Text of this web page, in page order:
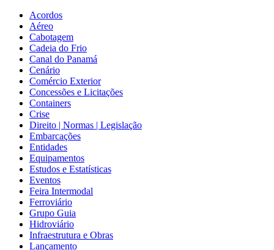
Acordos
Aéreo
Cabotagem
Cadeia do Frio
Canal do Panamá
Cenário
Comércio Exterior
Concessões e Licitações
Containers
Crise
Direito | Normas | Legislação
Embarcações
Entidades
Equipamentos
Estudos e Estatísticas
Eventos
Feira Intermodal
Ferroviário
Grupo Guia
Hidroviário
Infraestrutura e Obras
Lançamento